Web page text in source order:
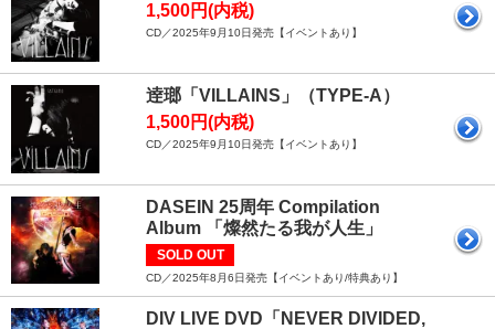
1,500円(内税)
CD／2025年9月10日発売【イベントあり】
逹瑯「VILLAINS」（TYPE-A）
1,500円(内税)
CD／2025年9月10日発売【イベントあり】
DASEIN 25周年 Compilation
Album 「燦然たる我が人生」
SOLD OUT
CD／2025年8月6日発売【イベントあり/特典あり】
DIV LIVE DVD「NEVER DIVIDED,